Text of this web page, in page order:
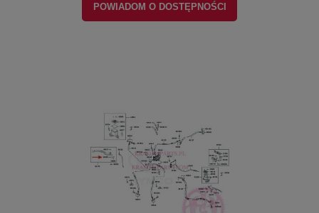
POWIADOM O DOSTĘPNOŚCI